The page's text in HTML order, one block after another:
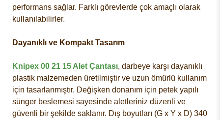
performans sağlar. Farklı görevlerde çok amaçlı olarak
kullanılabilirler.
Dayanıklı ve Kompakt Tasarım
Knipex 00 21 15 Alet Çantası, darbeye karşı dayanıklı
plastik malzemeden üretilmiştir ve uzun ömürlü kullanım
için tasarlanmıştır. Değişken donanım için petek yapılı
sünger beslemesi sayesinde aletleriniz düzenli ve
güvenli bir şekilde saklanır. Dış boyutları (G x Y x D) 340